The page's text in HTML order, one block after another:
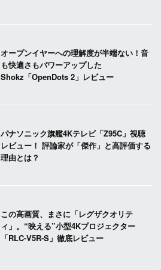
オープンイヤーへの理解度が半端ない！音
も快適さもパワーアップした
Shokz「OpenDots 2」レビュー
パナソニック旗艦4Kテレビ「Z95C」視聴
レビュー！ 評論家が「傑作」と高評価する
理由とは？
この高画質、まさに「レグザクオリテ
ィ」。“映える”小型4Kプロジェクター
「RLC-V5R-S」徹底レビュー